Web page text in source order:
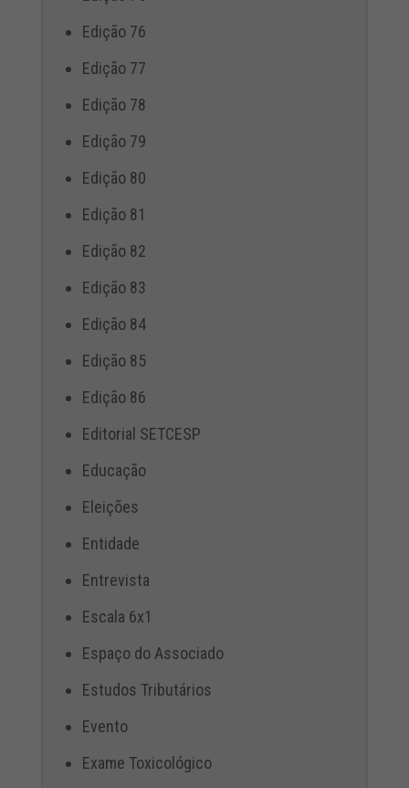
Edição 76
Edição 77
Edição 78
Edição 79
Edição 80
Edição 81
Edição 82
Edição 83
Edição 84
Edição 85
Edição 86
Editorial SETCESP
Educação
Eleições
Entidade
Entrevista
Escala 6x1
Espaço do Associado
Estudos Tributários
Evento
Exame Toxicológico